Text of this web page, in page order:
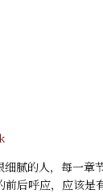
腻的人，每一章
后呼应，应该是